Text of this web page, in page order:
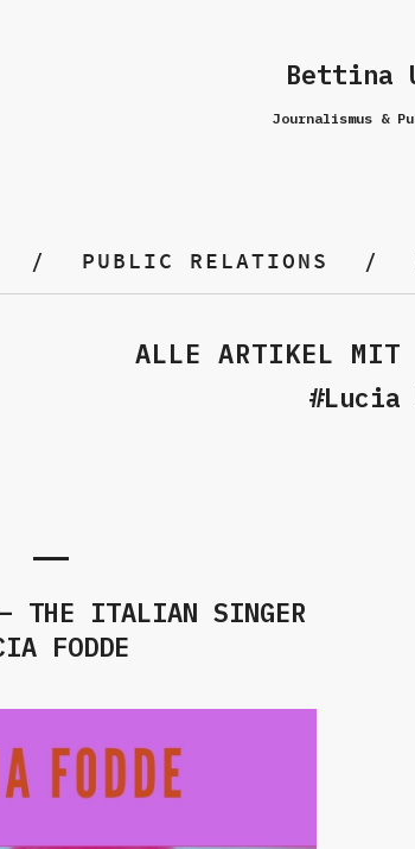
Bettina
Journalismus &
PUBLIC RELATIONS
ALLE ARTIKEL MIT
Lucia
THE ITALIAN SINGER
FODDE